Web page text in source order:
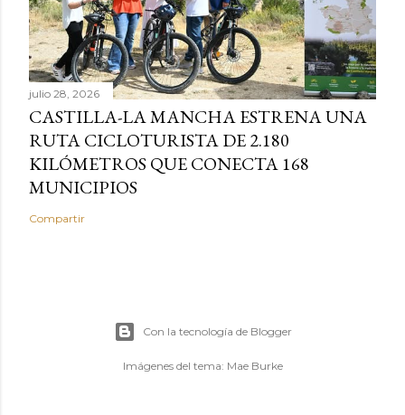
julio 28, 2026
CASTILLA-LA MANCHA ESTRENA UNA
RUTA CICLOTURISTA DE 2.180
KILÓMETROS QUE CONECTA 168
MUNICIPIOS
Compartir
Con la tecnología de Blogger
Imágenes del tema: Mae Burke